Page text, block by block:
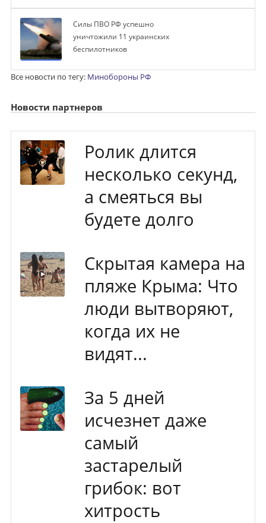
Силы ПВО РФ успешно
уничтожили 11 украинских
беспилотников
Все новости по тегу: Минобороны РФ
Новости партнеров
Ролик длится
несколько секунд,
а смеяться вы
будете долго
Скрытая камера на
пляже Крыма: Что
люди вытворяют,
когда их не
видят...
За 5 дней
исчезнет даже
самый
застарелый
грибок: вот
хитрость